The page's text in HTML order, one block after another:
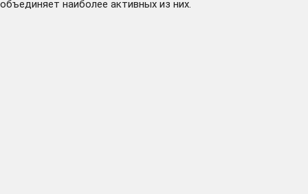
объединяет наиболее активных из них.